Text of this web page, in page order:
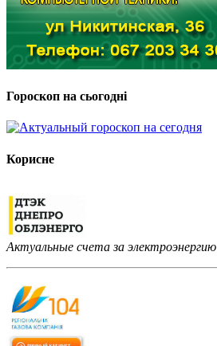
Гороскоп на сьогодні
Корисне
Актуальные счета за электроэнергию